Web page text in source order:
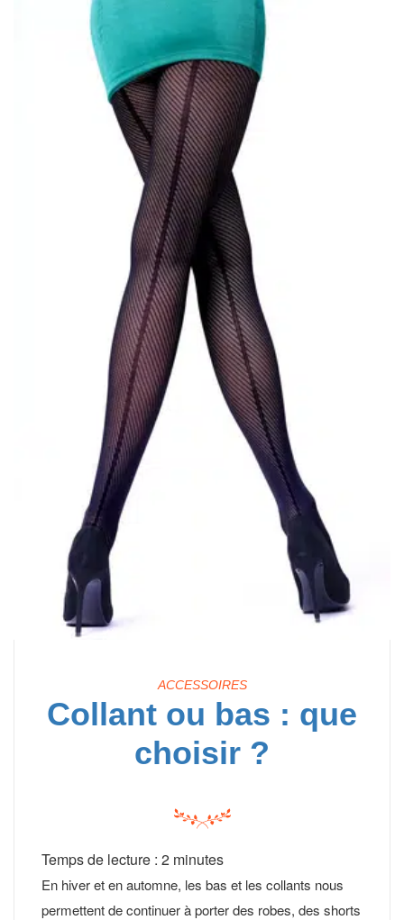
ACCESSOIRES
Collant ou bas : que
choisir ?
Temps de lecture : 2 minutes
En hiver et en automne, les bas et les collants nous
permettent de continuer à porter des robes, des shorts